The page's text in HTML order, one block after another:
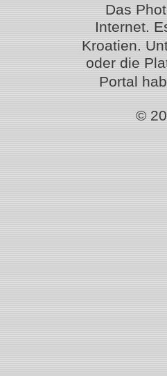
Das
Internet.
Kroatien.
oder die
Portal
©